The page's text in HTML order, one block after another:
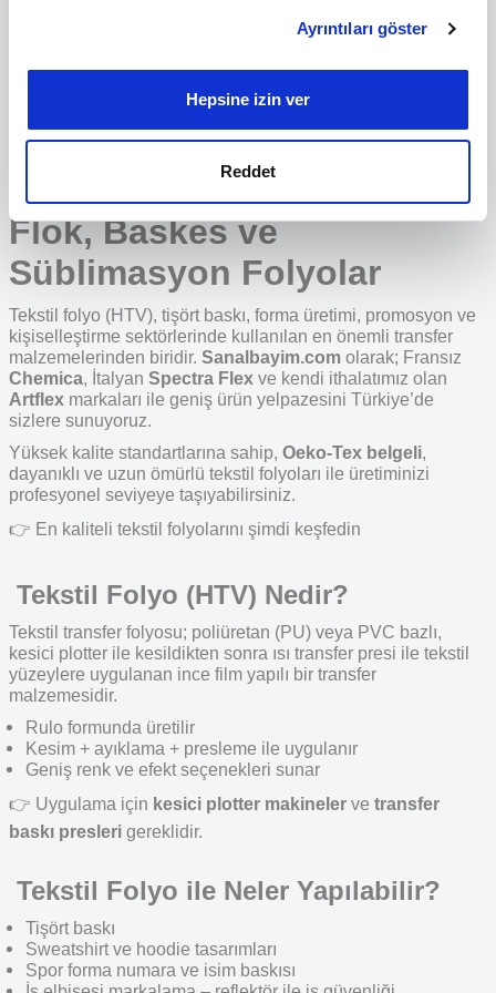
İçerik ve reklamları kişiselleştirmek, sosyal medya
bilgileri, bunları kendilerine sağladığınız veya hizmetlerini
kullanımınızdan topladıkları diğer bilgilerle
birleştirebilecek sosyal medya, reklamcılık ve analiz
Ayrıntıları göster
Hepsine izin ver
Reddet
bayi girişiyapınız
bayi girişiyapınız
Toplam169ürün bulunmaktadır.
Tekstil Folyo (HTV) | Flex,
Flok, Baskes ve
Süblimasyon Folyolar
Tekstil folyo (HTV), tişört baskı, forma üretimi, promosyon ve
kişiselleştirme sektörlerinde kullanılan en önemli transfer
malzemelerinden biridir. Sanalbayim.com olarak; Fransız
Chemica, İtalyan Spectra Flex ve kendi ithalatımız olan
Artflex markaları ile geniş ürün yelpazesini Türkiye’de
sizlere sunuyoruz.
Yüksek kalite standartlarına sahip, Oeko-Tex belgeli,
dayanıklı ve uzun ömürlü tekstil folyoları ile üretiminizi
profesyonel seviyeye taşıyabilirsiniz.
👉 En kaliteli tekstil folyolarını şimdi keşfedin
Tekstil Folyo (HTV) Nedir?
Tekstil transfer folyosu; poliüretan (PU) veya PVC bazlı,
kesici plotter ile kesildikten sonra ısı transfer presi ile tekstil
yüzeylere uygulanan ince film yapılı bir transfer
malzemesidir.
Rulo formunda üretilir
Kesim + ayıklama + presleme ile uygulanır
Geniş renk ve efekt seçenekleri sunar
👉 Uygulama için kesici plotter makineler ve transfer
baskı presleri gereklidir.
Tekstil Folyo ile Neler Yapılabilir?
Tişört baskı
Sweatshirt ve hoodie tasarımları
Spor forma numara ve isim baskısı